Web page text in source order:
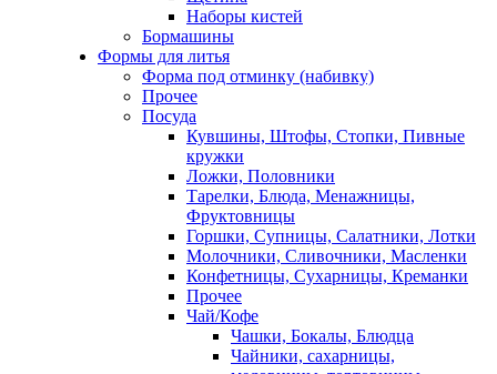
Наборы кистей
Бормашины
Формы для литья
Форма под отминку (набивку)
Прочее
Посуда
Кувшины, Штофы, Стопки, Пивные
кружки
Ложки, Половники
Тарелки, Блюда, Менажницы,
Фруктовницы
Горшки, Супницы, Салатники, Лотки
Молочники, Сливочники, Масленки
Конфетницы, Сухарницы, Креманки
Прочее
Чай/Кофе
Чашки, Бокалы, Блюдца
Чайники, сахарницы,